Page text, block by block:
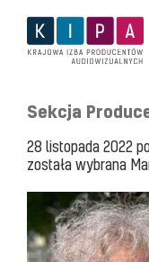
Sekcja
28 listopada 2022
została wybrana